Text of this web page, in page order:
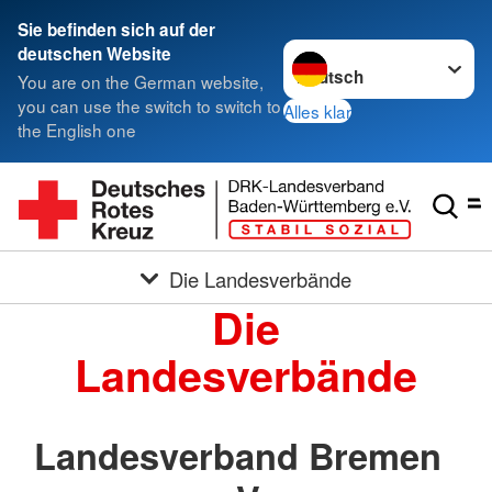
Sie befinden sich auf der
deutschen Website
You are on the German website,
you can use the switch to switch to
the English one
Sprache wechseln zu
Alles klar
Die Landesverbände
Die
Landesverbände
Landesverband Bremen